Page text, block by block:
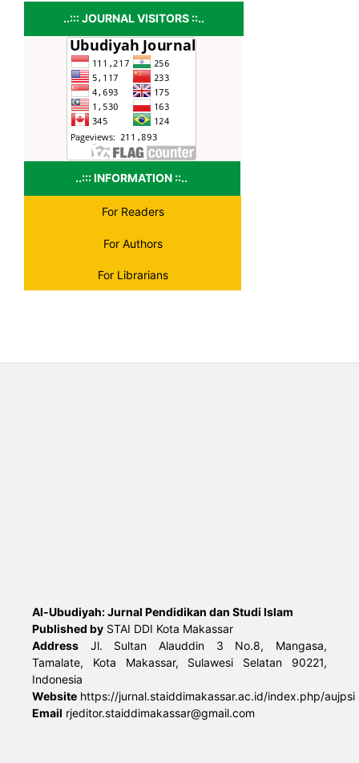
..::: JOURNAL VISITORS ::..
..::: INFORMATION ::..
For Readers
For Authors
For Librarians
Al-Ubudiyah: Jurnal Pendidikan dan Studi Islam
Published bySTAI DDI Kota Makassar
AddressJl. Sultan Alauddin 3 No.8, Mangasa,
Tamalate, Kota Makassar, Sulawesi Selatan 90221,
Indonesia
Website https://jurnal.staiddimakassar.ac.id/index.php/aujpsi
Email rjeditor.staiddimakassar@gmail.com